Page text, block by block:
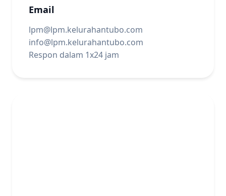
Email
lpm@lpm.kelurahantubo.com
info@lpm.kelurahantubo.com
Respon dalam 1x24 jam